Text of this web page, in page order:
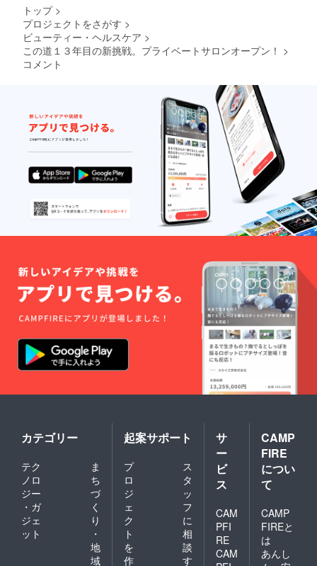
譲渡可
能。プ
トとし
てもぜ
ひご利
用下さ
い♪ ※
メール
で確認
後、公
式LINE
より支
援者さ
まの
LINEへ
チケッ
しま
す。
LINE未
使用の
方、プ
レゼン
ト予定
の方は
郵送致
しま
言「郵
コメン
ト下さ
い☆ ※
ご予約
は公式
LINEと
ムから
受付け
る予定
です。
※有効期
より効
果も期
ます。
足湯と
して…
保温効
果があ
るのは
もちろ
ん、し
ばらく
入った
のち軽
石など
で軽く
擦る
れも落
ちてく
れま
す。 入
浴剤と
して…
通常足
湯用で
すが、
250Lバ
に4〜5
れてご
利用頂
く事も
可能で
す☆
※10分延
は、1回
の施術
につき1
枚のみ
使用可
湯とし
て…保
がある
のはも
ちろ
ん、し
ばらく
入った
のち軽
石など
で軽く
擦る
と、角
質の汚
れも落
ちてく
浴剤と
して…
通常足
湯用で
すが、
250Lバ
スタブ
に4〜5
袋まと
めて入
利用頂
す☆
〈ブレ
ティー
販はさ
れてい
ん。 ・
18種類
の野草
や穀物
のブレ
トップ >
プロジェクトをさがす >
ビューティー・ヘルスケア >
この道１３年目の新挑戦。プライベートサロンオープン！ >
コメント
カテゴリー
テク
ノロ
ジー
・ガ
ジェ
ット
ま
ち
づ
く
り
・
地
域
起案サポート
プ
ロ
ジ
ェ
ク
ト
を
作
ス
タ
ッ
フ
に
相
談
す
サ
ー
ビ
ス
CAM
PFI
RE
CAM
CAMP
FIRE
につい
て
CAMP
FIREと
は
あんし